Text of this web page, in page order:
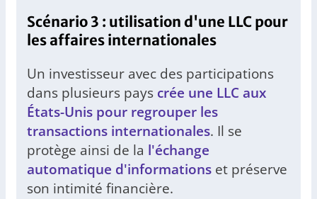
Scénario 3 : utilisation d'une LLC pour
les affaires internationales
Un investisseur avec des participations
dans plusieurs pays crée une LLC aux
États-Unis pour regrouper les
transactions internationales. Il se
protège ainsi de la l'échange
automatique d'informations et préserve
son intimité financière.